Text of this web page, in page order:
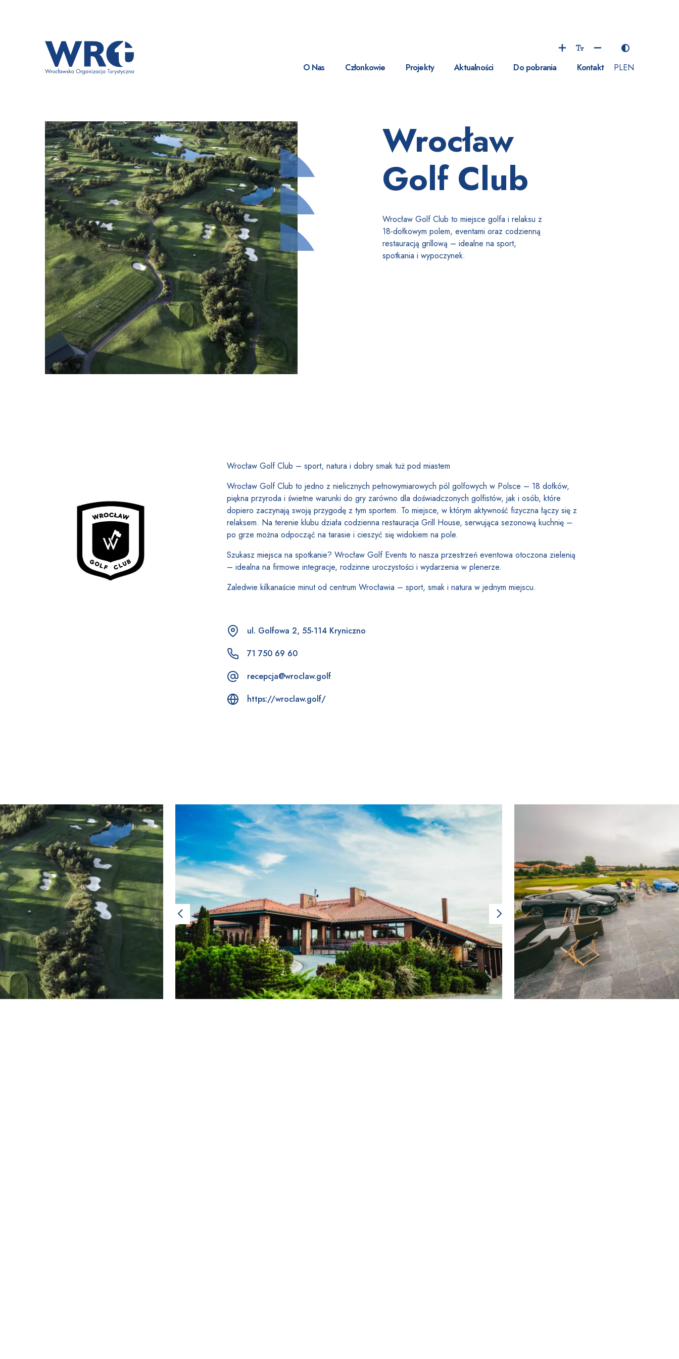
O Nas Członkowie Projekty Aktualności Do pobrania Kontakt PLEN
Wrocław
Golf Club
Wrocław Golf Club to miejsce golfa i relaksu z
18-dołkowym polem, eventami oraz codzienną
restauracją grillową – idealne na sport,
spotkania i wypoczynek.
Wrocław Golf Club – sport, natura i dobry smak tuż pod miastem
Wrocław Golf Club to jedno z nielicznych pełnowymiarowych pól golfowych w Polsce – 18 dołków,
piękna przyroda i świetne warunki do gry zarówno dla doświadczonych golfistów, jak i osób, które
dopiero zaczynają swoją przygodę z tym sportem. To miejsce, w którym aktywność fizyczna łączy się z
relaksem. Na terenie klubu działa codzienna restauracja Grill House, serwująca sezonową kuchnię –
po grze można odpocząć na tarasie i cieszyć się widokiem na pole.
Szukasz miejsca na spotkanie? Wrocław Golf Events to nasza przestrzeń eventowa otoczona zielenią
– idealna na firmowe integracje, rodzinne uroczystości i wydarzenia w plenerze.
Zaledwie kilkanaście minut od centrum Wrocławia – sport, smak i natura w jednym miejscu.
ul. Golfowa 2, 55-114 Kryniczno
71 750 69 60
recepcja@wroclaw.golf
https://wroclaw.golf/